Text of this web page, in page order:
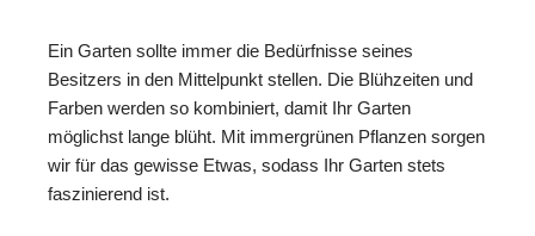
Ein Garten sollte immer die Bedürfnisse seines
Besitzers in den Mittelpunkt stellen. Die Blühzeiten und
Farben werden so kombiniert, damit Ihr Garten
möglichst lange blüht. Mit immergrünen Pflanzen sorgen
wir für das gewisse Etwas, sodass Ihr Garten stets
faszinierend ist.